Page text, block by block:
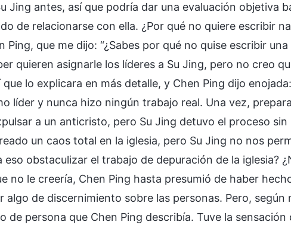
Jing antes, así que podría dar una evaluación objetiva
de relacionarse con ella. ¿Por qué no quiere escribir
Ping, que me dijo: “¿Sabes por qué no quise escribir
quieren asignarle los líderes a Su Jing, pero no creo
que lo explicara en más detalle, y Chen Ping dijo
líder y nunca hizo ningún trabajo real. Una vez,
a un anticristo, pero Su Jing detuvo el proceso sin
un caos total en la iglesia, pero Su Jing no nos
eso obstaculizar el trabajo de depuración de la iglesia?
no le creería, Chen Ping hasta presumió de haber
algo de discernimiento sobre las personas. Pero, según
de persona que Chen Ping describía. Tuve la sensación